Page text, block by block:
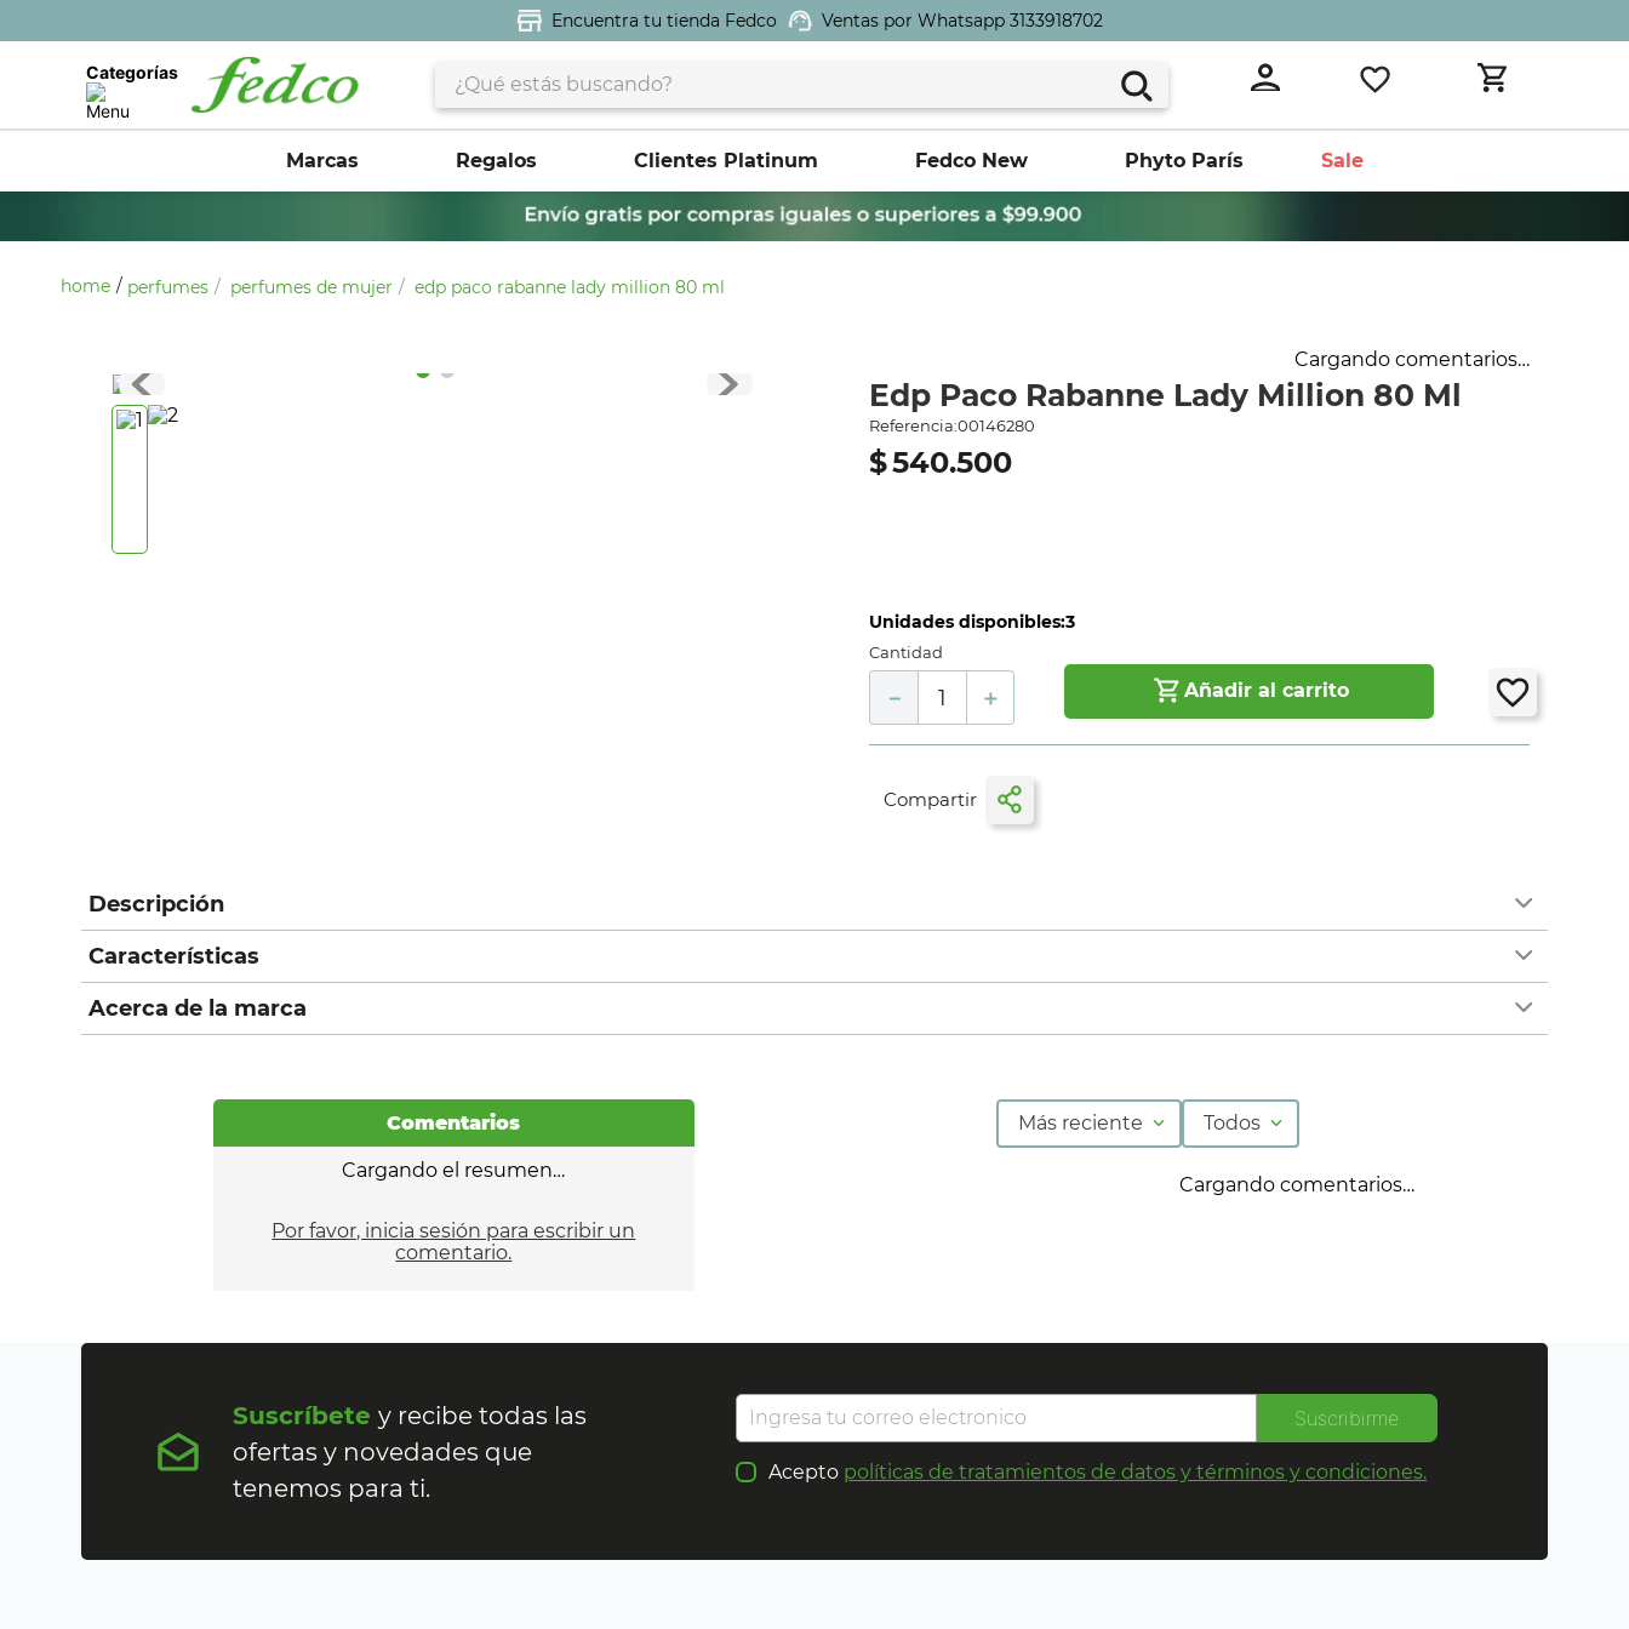
Encuentra tu tienda Fedco Ventas por Whatsapp 3133918702
Categorías ¿Qué estás buscando?
Marcas Regalos Clientes Platinum Fedco New Phyto París Sale
perfumes perfumes de mujer edp paco rabanne lady million 80 ml
Cargando comentarios…
Edp Paco Rabanne Lady Million 80 Ml
Referencia:00146280
$540.500
Unidades disponibles:3
Cantidad
＋
－ Añadir al carrito
Descripción
Características
Acerca de la marca
Comentarios
Cargando el resumen…
Por favor, inicia sesión para escribir un
comentario.
Más reciente Todos
Cargando comentarios…
Suscríbetey recibe todas las
ofertas y novedades que
tenemos para ti.
Suscribirme
Acepto políticas de tratamientos de datos y términos y condiciones.